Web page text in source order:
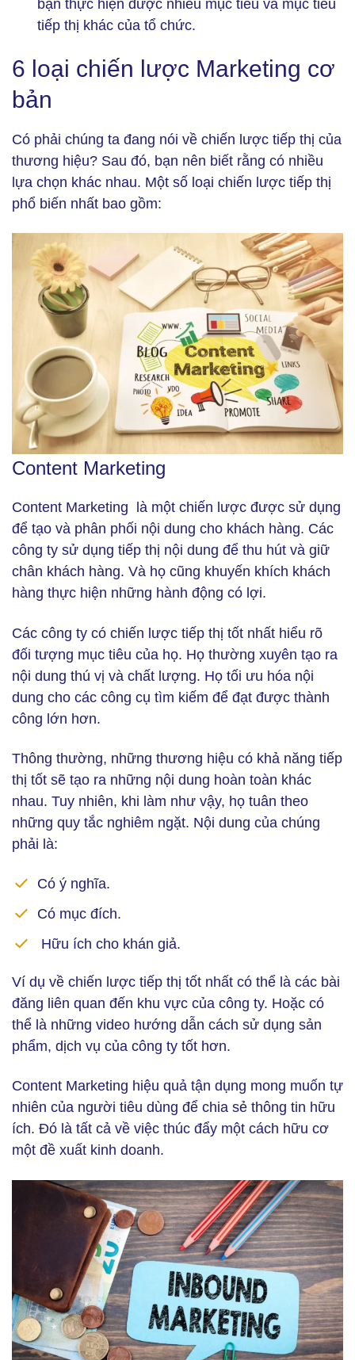
bạn thực hiện được nhiều mục tiêu và mục tiêu
tiếp thị khác của tổ chức.
6 loại chiến lược Marketing cơ
bản
Có phải chúng ta đang nói về chiến lược tiếp thị của
thương hiệu? Sau đó, bạn nên biết rằng có nhiều
lựa chọn khác nhau. Một số loại chiến lược tiếp thị
phổ biến nhất bao gồm:
Content Marketing (Ảnh: Freepik)
Content Marketing
Content Marketing là một chiến lược được sử dụng
để tạo và phân phối nội dung cho khách hàng. Các
công ty sử dụng tiếp thị nội dung để thu hút và giữ
chân khách hàng. Và họ cũng khuyến khích khách
hàng thực hiện những hành động có lợi.
Các công ty có chiến lược tiếp thị tốt nhất hiểu rõ
đối tượng mục tiêu của họ. Họ thường xuyên tạo ra
nội dung thú vị và chất lượng. Họ tối ưu hóa nội
dung cho các công cụ tìm kiếm để đạt được thành
công lớn hơn.
Thông thường, những thương hiệu có khả năng tiếp
thị tốt sẽ tạo ra những nội dung hoàn toàn khác
nhau. Tuy nhiên, khi làm như vậy, họ tuân theo
những quy tắc nghiêm ngặt. Nội dung của chúng
phải là:
Có ý nghĩa.
Có mục đích.
Hữu ích cho khán giả.
Ví dụ về chiến lược tiếp thị tốt nhất có thể là các bài
đăng liên quan đến khu vực của công ty. Hoặc có
thể là những video hướng dẫn cách sử dụng sản
phẩm, dịch vụ của công ty tốt hơn.
Content Marketing hiệu quả tận dụng mong muốn tự
nhiên của người tiêu dùng để chia sẻ thông tin hữu
ích. Đó là tất cả về việc thúc đẩy một cách hữu cơ
một đề xuất kinh doanh.